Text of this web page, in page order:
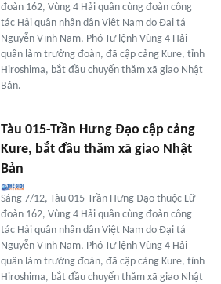
đoàn 162, Vùng 4 Hải quân cùng đoàn công
tác Hải quân nhân dân Việt Nam do Đại tá
Nguyễn Vĩnh Nam, Phó Tư lệnh Vùng 4 Hải
quân làm trưởng đoàn, đã cập cảng Kure, tỉnh
Hiroshima, bắt đầu chuyến thăm xã giao Nhật
Bản.
Tàu 015-Trần Hưng Đạo cập cảng
Kure, bắt đầu thăm xã giao Nhật
Bản
Sáng 7/12, Tàu 015-Trần Hưng Đạo thuộc Lữ
đoàn 162, Vùng 4 Hải quân cùng đoàn công
tác Hải quân nhân dân Việt Nam do Đại tá
Nguyễn Vĩnh Nam, Phó Tư lệnh Vùng 4 Hải
quân làm trưởng đoàn, đã cập cảng Kure, tỉnh
Hiroshima, bắt đầu chuyến thăm xã giao Nhật